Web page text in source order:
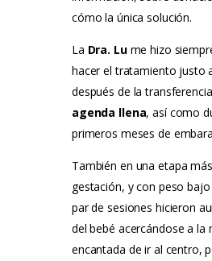
cómo la única solución.
La Dra. Lume hizo
hacer el tratamiento justo
después de la
agenda llena, así como
primeros meses de
También en una etapa
gestación, y con peso
par de sesiones hicieron
del bebé acercándose a la
encantada de ir al centro,